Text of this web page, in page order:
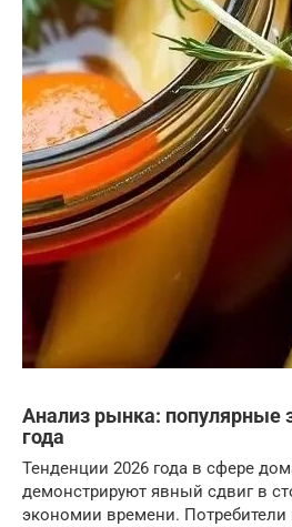
Анализ рынка: популярные
года
Тенденции 2026 года в сфере
демонстрируют явный сдвиг в
экономии времени. Потребители